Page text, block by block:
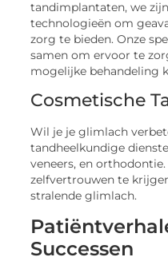
tandimplantaten, we
technologieën om
zorg te bieden. Onze
samen om ervoor te
mogelijke behandeling
Cosmetische
Wil je je glimlach
tandheelkundige
veneers, en
zelfvertrouwen te
stralende glimlach.
Successen